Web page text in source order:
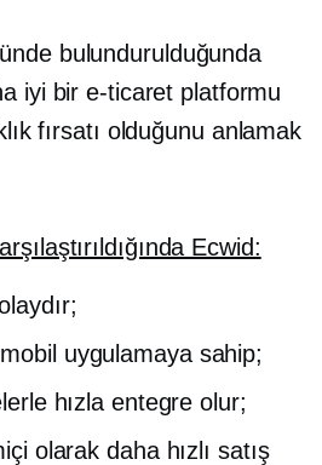
bulundurulduğunda
iyi bir e-ticaret platformu
fırsatı olduğunu anlamak
Ecwid:
uygulamaya sahip;
hızla entegre olur;
olarak daha hızlı satış